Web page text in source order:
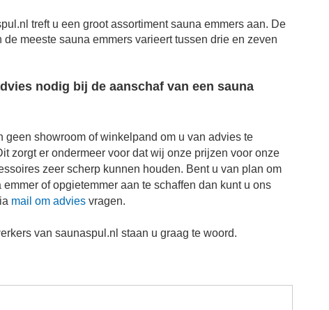
treft u een groot assortiment sauna emmers aan. De
de meeste sauna emmers varieert tussen drie en zeven
nodig bij de aanschaf van een sauna
geen showroom of winkelpand om u van advies te
zorgt er ondermeer voor dat wij onze prijzen voor onze
zeer scherp kunnen houden. Bent u van plan om
emmer of opgietemmer aan te schaffen dan kunt u ons
mail om advies vragen.
van saunaspul.nl staan u graag te woord.